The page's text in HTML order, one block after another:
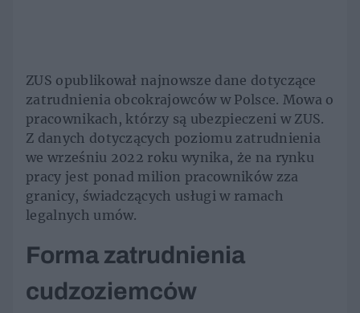
ZUS opublikował najnowsze dane dotyczące
zatrudnienia obcokrajowców w Polsce. Mowa o
pracownikach, którzy są ubezpieczeni w ZUS.
Z danych dotyczących poziomu zatrudnienia
we wrześniu 2022 roku wynika, że na rynku
pracy jest ponad milion pracowników zza
granicy, świadczących usługi w ramach
legalnych umów.
Forma zatrudnienia
cudzoziemców